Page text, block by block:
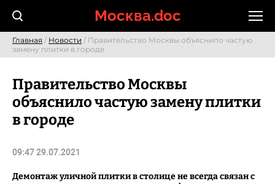
Москва.doc
Главная / Новости / Правительство Москвы объяснило частую
замену плитки в городе
Правительство Москвы
объяснило частую замену плитки
в городе
09:47 29.07.2021
Демонтаж уличной плитки в столице не всегда связан с